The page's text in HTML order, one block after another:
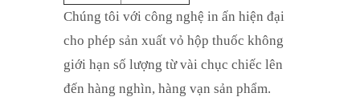
Chúng tôi với công nghệ in ấn hiện đại
cho phép sản xuất vỏ hộp thuốc không
giới hạn số lượng từ vài chục chiếc lên
đến hàng nghìn, hàng vạn sản phẩm.